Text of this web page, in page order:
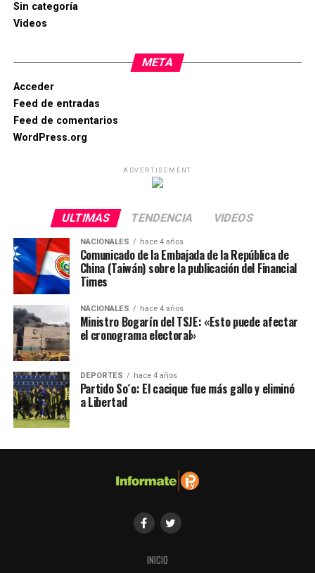
Sin categoría
Videos
META
Acceder
Feed de entradas
Feed de comentarios
WordPress.org
ADVERTISEMENT
ULTIMAS TENDENCIA VIDEOS
NACIONALES hace 4 años
Comunicado de la Embajada de la República de
China (Taiwán) sobre la publicación del Financial
Times
NACIONALES hace 4 años
Ministro Bogarín del TSJE: «Esto puede afectar
el cronograma electoral»
DEPORTES hace 4 años
Partido So´o: El cacique fue más gallo y eliminó
a Libertad
INICIO